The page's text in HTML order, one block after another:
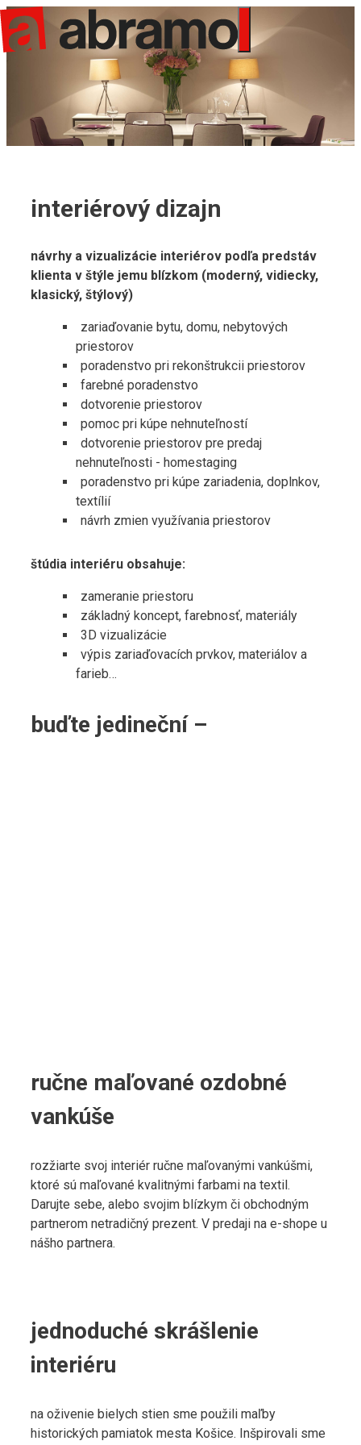
Preskočiť
na
obsah
Menu
interiérový dizajn
návrhy a vizualizácie interiérov podľa predstáv
klienta v štýle jemu blízkom (moderný, vidiecky,
klasický, štýlový)
zariaďovanie bytu, domu, nebytových
priestorov
poradenstvo pri rekonštrukcii priestorov
farebné poradenstvo
dotvorenie priestorov
pomoc pri kúpe nehnuteľností
dotvorenie priestorov pre predaj
nehnuteľnosti - homestaging
poradenstvo pri kúpe zariadenia, doplnkov,
textílií
návrh zmien využívania priestorov
štúdia interiéru obsahuje:
zameranie priestoru
základný koncept, farebnosť, materiály
3D vizualizácie
výpis zariaďovacích prvkov, materiálov a
farieb…
buďte jedineční –
ručne maľované ozdobné
vankúše
rozžiarte svoj interiér ručne maľovanými vankúšmi,
ktoré sú maľované kvalitnými farbami na textil.
Darujte sebe, alebo svojim blízkym či obchodným
partnerom netradičný prezent. V predaji na e-shope u
nášho partnera.
jednoduché skrášlenie
interiéru
na oživenie bielych stien sme použili maľby
historických pamiatok mesta Košice. Inšpirovali sme